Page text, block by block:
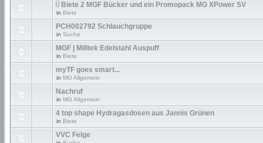
Biete 2 MGF Bücker und ein Promopack MG XPower SV
in Biete
PCH002792 Schlauchgruppe
in Suche
MGF | Milltek Edelstahl Auspuff
in Biete
myTF goes smart...
in MG Allgemein
Nachruf
in MG Allgemein
4 top shape Hydragasdosen aus Jannis Grünen
in Biete
VVC Felge